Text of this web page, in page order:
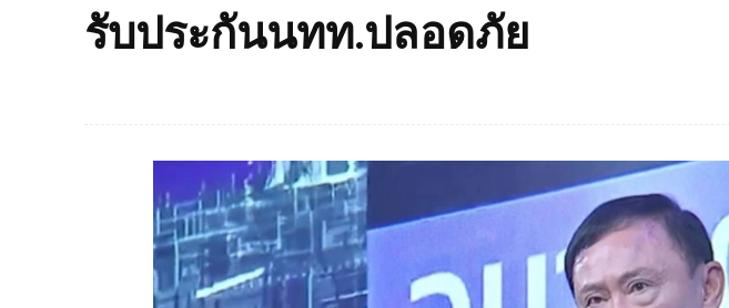
รับประกันนทท.ปลอดภัย